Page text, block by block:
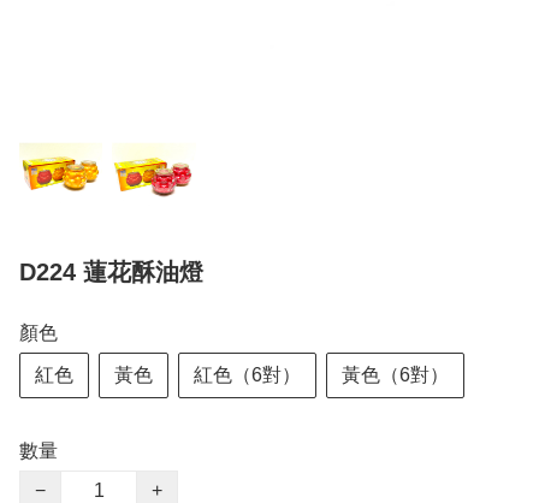
D224 蓮花酥油燈
顏色
紅色 黃色 紅色（6對） 黃色（6對）
數量
−
+